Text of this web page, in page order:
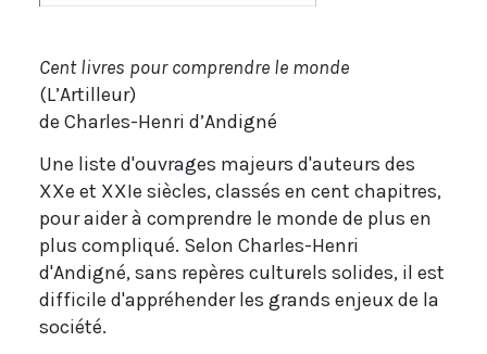
Cent livres pour comprendre le monde
(L’Artilleur)
de Charles-Henri d’Andigné
Une liste d'ouvrages majeurs d'auteurs des
XXe et XXIe siècles, classés en cent chapitres,
pour aider à comprendre le monde de plus en
plus compliqué. Selon Charles-Henri
d'Andigné, sans repères culturels solides, il est
difficile d'appréhender les grands enjeux de la
société.